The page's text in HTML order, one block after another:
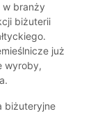
w branży
biżuterii
już
wyroby,
biżuteryjne